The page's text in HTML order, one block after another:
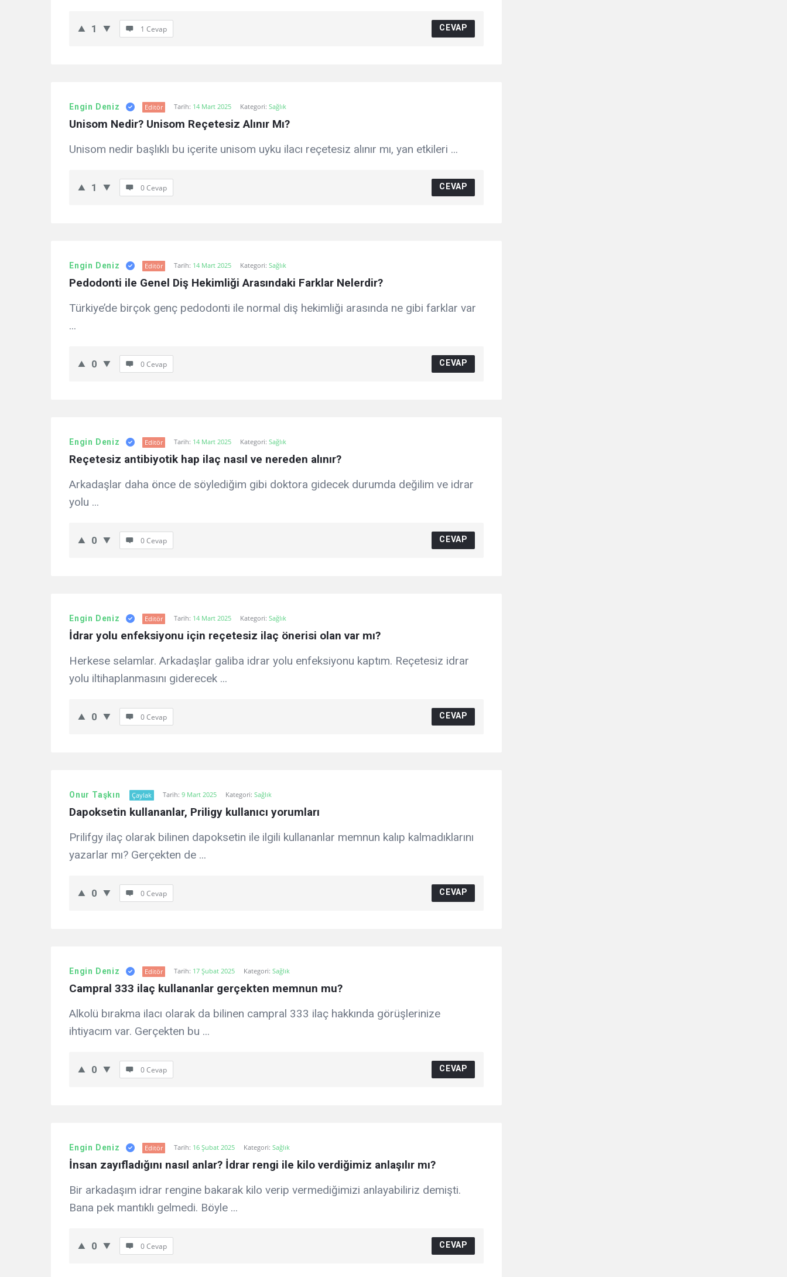
1 1 Cevap CEVAP
Engin Deniz Editör Tarih: 14 Mart 2025 Kategori: Sağlık
Unisom Nedir? Unisom Reçetesiz Alınır Mı?
Unisom nedir başlıklı bu içerite unisom uyku ilacı reçetesiz alınır mı, yan etkileri ...
1 0 Cevap CEVAP
Engin Deniz Editör Tarih: 14 Mart 2025 Kategori: Sağlık
Pedodonti ile Genel Diş Hekimliği Arasındaki Farklar Nelerdir?
Türkiye’de birçok genç pedodonti ile normal diş hekimliği arasında ne gibi farklar var
...
0 0 Cevap CEVAP
Engin Deniz Editör Tarih: 14 Mart 2025 Kategori: Sağlık
Reçetesiz antibiyotik hap ilaç nasıl ve nereden alınır?
Arkadaşlar daha önce de söylediğim gibi doktora gidecek durumda değilim ve idrar
yolu ...
0 0 Cevap CEVAP
Engin Deniz Editör Tarih: 14 Mart 2025 Kategori: Sağlık
İdrar yolu enfeksiyonu için reçetesiz ilaç önerisi olan var mı?
Herkese selamlar. Arkadaşlar galiba idrar yolu enfeksiyonu kaptım. Reçetesiz idrar
yolu iltihaplanmasını giderecek ...
0 0 Cevap CEVAP
Onur Taşkın Çaylak Tarih: 9 Mart 2025 Kategori: Sağlık
Dapoksetin kullananlar, Priligy kullanıcı yorumları
Prilifgy ilaç olarak bilinen dapoksetin ile ilgili kullananlar memnun kalıp kalmadıklarını
yazarlar mı? Gerçekten de ...
0 0 Cevap CEVAP
Engin Deniz Editör Tarih: 17 Şubat 2025 Kategori: Sağlık
Campral 333 ilaç kullananlar gerçekten memnun mu?
Alkolü bırakma ilacı olarak da bilinen campral 333 ilaç hakkında görüşlerinize
ihtiyacım var. Gerçekten bu ...
0 0 Cevap CEVAP
Engin Deniz Editör Tarih: 16 Şubat 2025 Kategori: Sağlık
İnsan zayıfladığını nasıl anlar? İdrar rengi ile kilo verdiğimiz anlaşılır mı?
Bir arkadaşım idrar rengine bakarak kilo verip vermediğimizi anlayabiliriz demişti.
Bana pek mantıklı gelmedi. Böyle ...
0 0 Cevap CEVAP